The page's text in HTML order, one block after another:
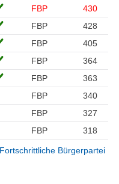
FBP
430
FBP
428
FBP
405
FBP
364
FBP
363
FBP
340
FBP
327
FBP 318
Fortschrittliche Bürgerpartei